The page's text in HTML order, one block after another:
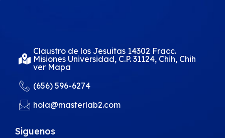
Claustro de los Jesuitas 14302 Fracc.
Misiones Universidad, C.P. 31124, Chih, Chih
ver Mapa
(656) 596-6274
hola@masterlab2.com
Siguenos